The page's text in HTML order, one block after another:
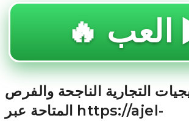
▶️
التجارية الناجحة والفرص
المتاحة عبر https://ajel-